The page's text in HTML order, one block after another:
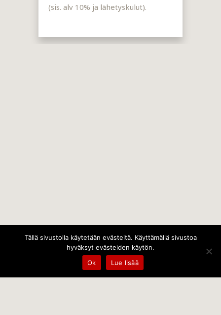
(sis. alv 10% ja lähetyskulut).
Tällä sivustolla käytetään evästeitä. Käyttämällä sivustoa
hyväksyt evästeiden käytön.
Ok
Lue lisää